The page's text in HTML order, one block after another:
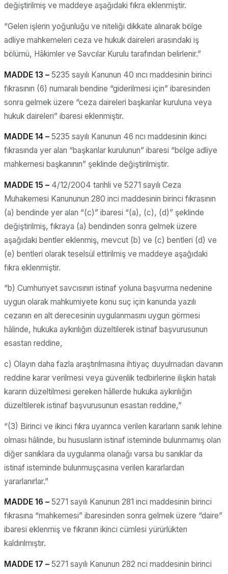
değiştirilmiş ve maddeye aşağıdaki fıkra eklenmiştir.
“Gelen işlerin yoğunluğu ve niteliği dikkate alınarak bölge
adliye mahkemeleri ceza ve hukuk daireleri arasındaki iş
bölümü, Hâkimler ve Savcılar Kurulu tarafından belirlenir.”
MADDE 13 – 5235 sayılı Kanunun 40 ıncı maddesinin birinci
fıkrasının (6) numaralı bendine “giderilmesi için” ibaresinden
sonra gelmek üzere “ceza daireleri başkanlar kuruluna veya
hukuk daireleri” ibaresi eklenmiştir.
MADDE 14 – 5235 sayılı Kanunun 46 ncı maddesinin ikinci
fıkrasında yer alan “başkanlar kurulunun” ibaresi “bölge adliye
mahkemesi başkanının” şeklinde değiştirilmiştir.
MADDE 15 – 4/12/2004 tarihli ve 5271 sayılı Ceza
Muhakemesi Kanununun 280 inci maddesinin birinci fıkrasının
(a) bendinde yer alan “(c)” ibaresi “(a), (c), (d)” şeklinde
değiştirilmiş, fıkraya (a) bendinden sonra gelmek üzere
aşağıdaki bentler eklenmiş, mevcut (b) ve (c) bentleri (d) ve
(e) bentleri olarak teselsül ettirilmiş ve maddeye aşağıdaki
fıkra eklenmiştir.
“b) Cumhuriyet savcısının istinaf yoluna başvurma nedenine
uygun olarak mahkumiyete konu suç için kanunda yazılı
cezanın en alt derecesinin uygulanmasını uygun görmesi
hâlinde, hukuka aykırılığın düzeltilerek istinaf başvurusunun
esastan reddine,
c) Olayın daha fazla araştırılmasına ihtiyaç duyulmadan davanın
reddine karar verilmesi veya güvenlik tedbirlerine ilişkin hatalı
kararın düzeltilmesi gereken hâllerde hukuka aykırılığın
düzeltilerek istinaf başvurusunun esastan reddine,”
“(3) Birinci ve ikinci fıkra uyarınca verilen kararların sanık lehine
olması hâlinde, bu hususların istinaf isteminde bulunmamış olan
diğer sanıklara da uygulanma olanağı varsa bu sanıklar da
istinaf isteminde bulunmuşçasına verilen kararlardan
yararlanırlar.”
MADDE 16 – 5271 sayılı Kanunun 281 inci maddesinin birinci
fıkrasına “mahkemesi” ibaresinden sonra gelmek üzere “daire”
ibaresi eklenmiş ve fıkranın ikinci cümlesi yürürlükten
kaldırılmıştır.
MADDE 17 – 5271 sayılı Kanunun 282 nci maddesinin birinci